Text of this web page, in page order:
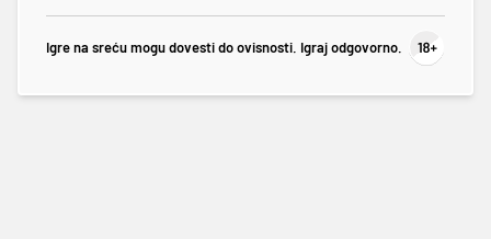
Igre na sreću mogu dovesti do ovisnosti. Igraj odgovorno.